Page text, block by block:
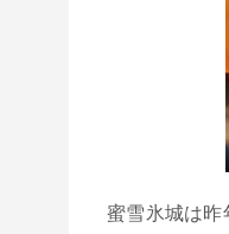
蜜雪氷城は昨